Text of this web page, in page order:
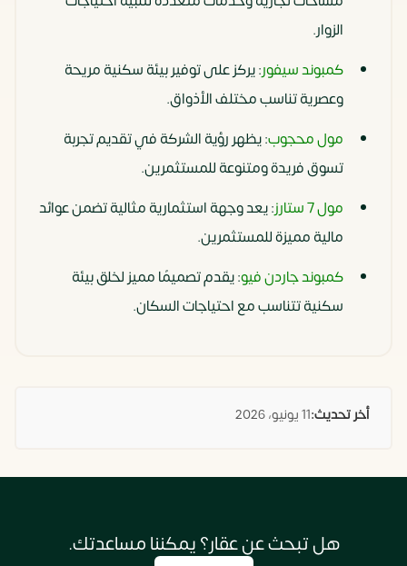
الزوار.
كمبوند سيفور: يركز على توفير بيئة سكنية مريحة
وعصرية تناسب مختلف الأذواق.
مول محجوب: يظهر رؤية الشركة في تقديم تجربة
تسوق فريدة ومتنوعة للمستثمرين.
مول 7 ستارز
: يعد وجهة استثمارية مثالية تضمن عوائد
مالية مميزة للمستثمرين.
كمبوند جاردن فيو: يقدم تصميمًا مميز لخلق بيئة
سكنية تتناسب مع احتياجات السكان.
أخر تحديث:11 يونيو، 2026
هل تبحث عن عقار؟ يمكننا مساعدتك.